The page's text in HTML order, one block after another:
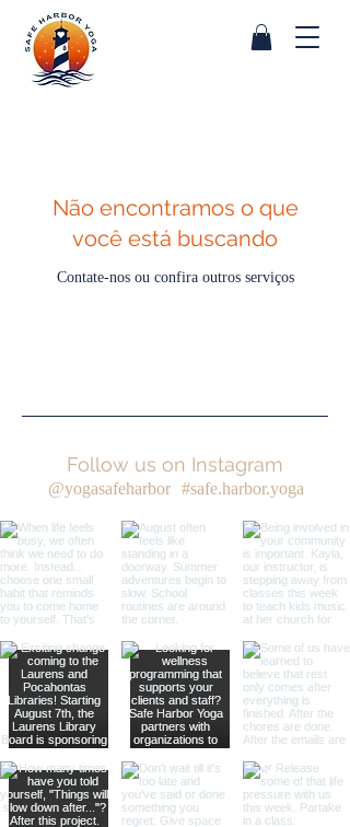
Não encontramos o que
você está buscando
Contate-nos ou confira outros serviços
Follow us on Instagram
#safe.harbor.yoga
@yogasafeharbor